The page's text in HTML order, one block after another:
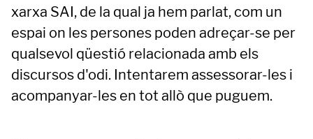
xarxa SAI, de la qual ja hem parlat, com un
espai on les persones poden adreçar-se per
qualsevol qüestió relacionada amb els
discursos d'odi. Intentarem assessorar-les i
acompanyar-les en tot allò que puguem.